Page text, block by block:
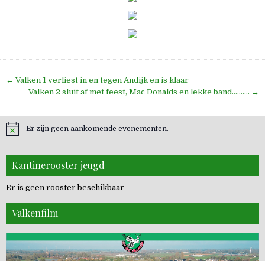
Bericht
navigatie
← Valken 1 verliest in en tegen Andijk en is klaar
Valken 2 sluit af met feest, Mac Donalds en lekke band………. →
Er zijn geen aankomende evenementen.
Kantinerooster jeugd
Er is geen rooster beschikbaar
Valkenfilm